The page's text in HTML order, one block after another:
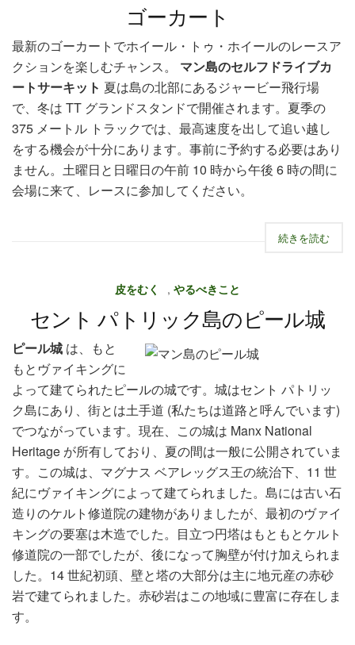
ゴーカート
最新のゴーカートでホイール・トゥ・ホイールのレースア
クションを楽しむチャンス。 マン島のセルフドライブカ
ートサーキット 夏は島の北部にあるジャービー飛行場
で、冬は TT グランドスタンドで開催されます。夏季の
375 メートル トラックでは、最高速度を出して追い越し
をする機会が十分にあります。事前に予約する必要はあり
ません。土曜日と日曜日の午前 10 時から午後 6 時の間に
会場に来て、レースに参加してください。
続きを読む
皮をむく , やるべきこと
セント パトリック島のピール城
ピール城 は、もと
もとヴァイキングに
よって建てられたピールの城です。城はセント パトリッ
ク島にあり、街とは土手道 (私たちは道路と呼んでいます)
でつながっています。現在、この城は Manx National
Heritage が所有しており、夏の間は一般に公開されていま
す。この城は、マグナス ベアレッグス王の統治下、11 世
紀にヴァイキングによって建てられました。島には古い石
造りのケルト修道院の建物がありましたが、最初のヴァイ
キングの要塞は木造でした。目立つ円塔はもともとケルト
修道院の一部でしたが、後になって胸壁が付け加えられま
した。14 世紀初頭、壁と塔の大部分は主に地元産の赤砂
岩で建てられました。赤砂岩はこの地域に豊富に存在しま
す。